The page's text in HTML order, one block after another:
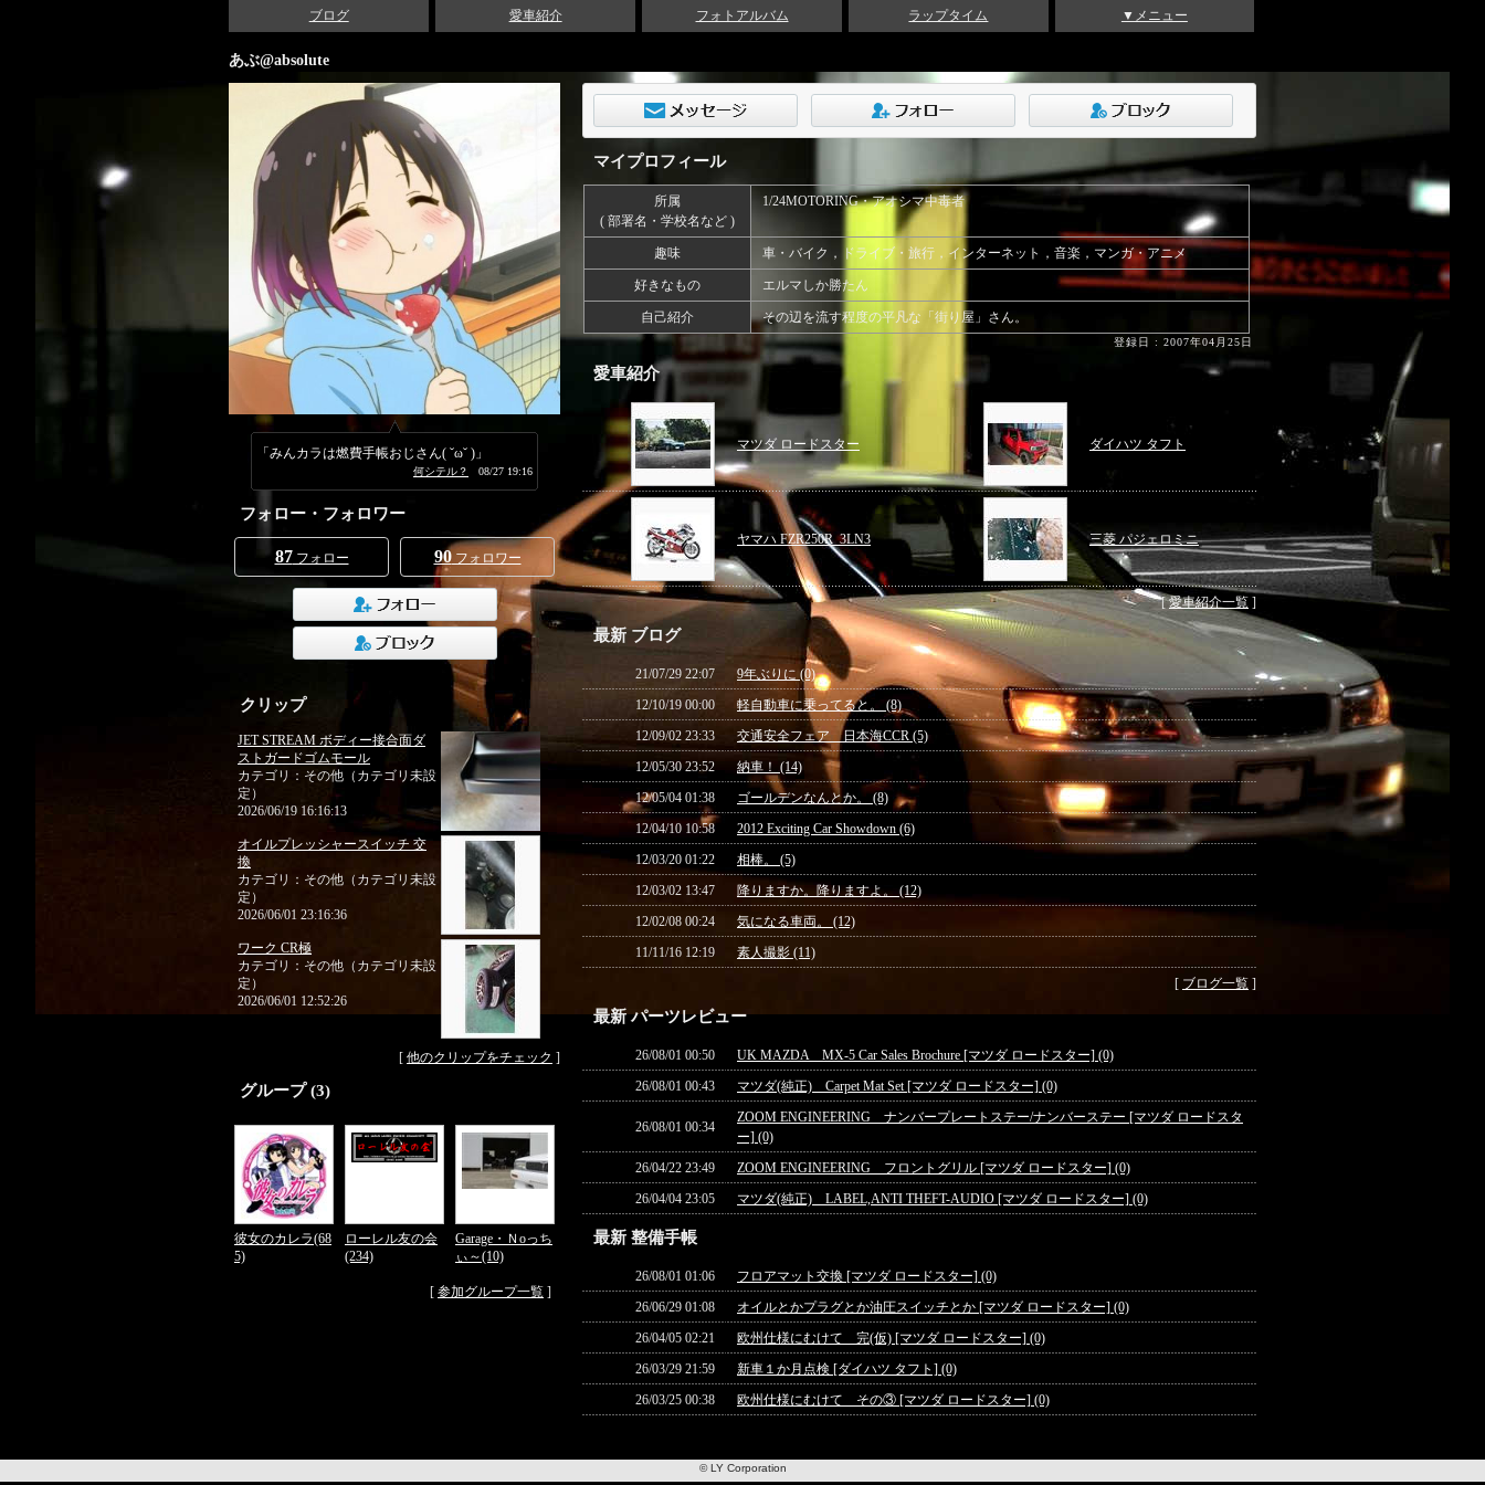
ブログ 愛車紹介 フォトアルバム ラップタイム ▼メニュー
あぶ@absolute
「みんカラは燃費手帳おじさん( ˘ω˘ )」
何シテル？ 08/27 19:16
フォロー・フォロワー
87 フォロー 90フォロワー
クリップ
JET STREAM ボディー接合面ダ
ストガードゴムモール
カテゴリ：その他（カテゴリ未設
定）
2026/06/19 16:16:13
オイルプレッシャースイッチ 交
換
カテゴリ：その他（カテゴリ未設
定）
2026/06/01 23:16:36
ワーク CR極
カテゴリ：その他（カテゴリ未設
定）
2026/06/01 12:52:26
[ 他のクリップをチェック ]
グループ (3)
彼女のカレラ(68
5)
ローレル友の会
(234)
Garage・Ｎoっち
ぃ～(10)
[ 参加グループ一覧 ]
マイプロフィール
所属
( 部署名・学校名など )
1/24MOTORING・アオシマ中毒者
趣味 車・バイク，ドライブ・旅行，インターネット，音楽，マンガ・アニメ
好きなもの エルマしか勝たん
自己紹介 その辺を流す程度の平凡な「街り屋」さん。
登録日 : 2007年04月25日
愛車紹介
マツダ ロードスター ダイハツ タフト
ヤマハ FZR250R_3LN3 三菱 パジェロミニ
[愛車紹介一覧 ]
最新 ブログ
21/07/29 22:07
9年ぶりに (0)
12/10/19 00:00
軽自動車に乗ってると。 (8)
12/09/02 23:33
交通安全フェア 日本海CCR (5)
12/05/30 23:52
納車！ (14)
12/05/04 01:38
ゴールデンなんとか。 (8)
12/04/10 10:58
2012 Exciting Car Showdown (6)
12/03/20 01:22
相棒。 (5)
12/03/02 13:47
降りますか。降りますよ。 (12)
12/02/08 00:24
気になる車両。 (12)
11/11/16 12:19
素人撮影 (11)
[ ブログ一覧 ]
最新 パーツレビュー
26/08/01 00:50
UK MAZDA MX-5 Car Sales Brochure [マツダ ロードスター] (0)
26/08/01 00:43
マツダ(純正) Carpet Mat Set [マツダ ロードスター] (0)
26/08/01 00:34
ZOOM ENGINEERING ナンバープレートステー/ナンバーステー [マツダ ロードスタ
ー] (0)
26/04/22 23:49
ZOOM ENGINEERING フロントグリル [マツダ ロードスター] (0)
26/04/04 23:05
マツダ(純正) LABEL,ANTI THEFT-AUDIO [マツダ ロードスター] (0)
最新 整備手帳
26/08/01 01:06
フロアマット交換 [マツダ ロードスター] (0)
26/06/29 01:08
オイルとかプラグとか油圧スイッチとか [マツダ ロードスター] (0)
26/04/05 02:21
欧州仕様にむけて 完(仮) [マツダ ロードスター] (0)
26/03/29 21:59
新車１か月点検 [ダイハツ タフト] (0)
26/03/25 00:38
欧州仕様にむけて その③ [マツダ ロードスター] (0)
© LY Corporation